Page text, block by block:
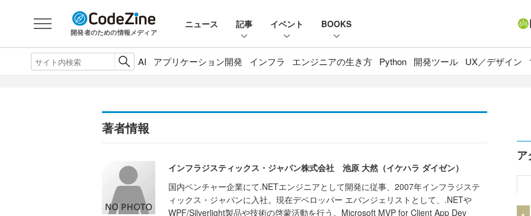
開発者のための情報メディア
ニュース 記事 イベント BOOKS
AI アプリケーション開発 インフラ エンジニアの生き方 Python 開発ツール UX／デザイン
著者情報
インフラジスティックス・ジャパン株式会社 池原 大然（イケハラ ダイゼン）
国内ベンチャー企業にて.NETエンジニアとして開発に従事、2007年インフラジステ
ィックス・ジャパンに入社。現在デベロッパー エバンジェリストとして、.NETや
WPF/Silverlight製品や技術の啓蒙活動を行う。Microsoft MVP for Client App Dev
ア